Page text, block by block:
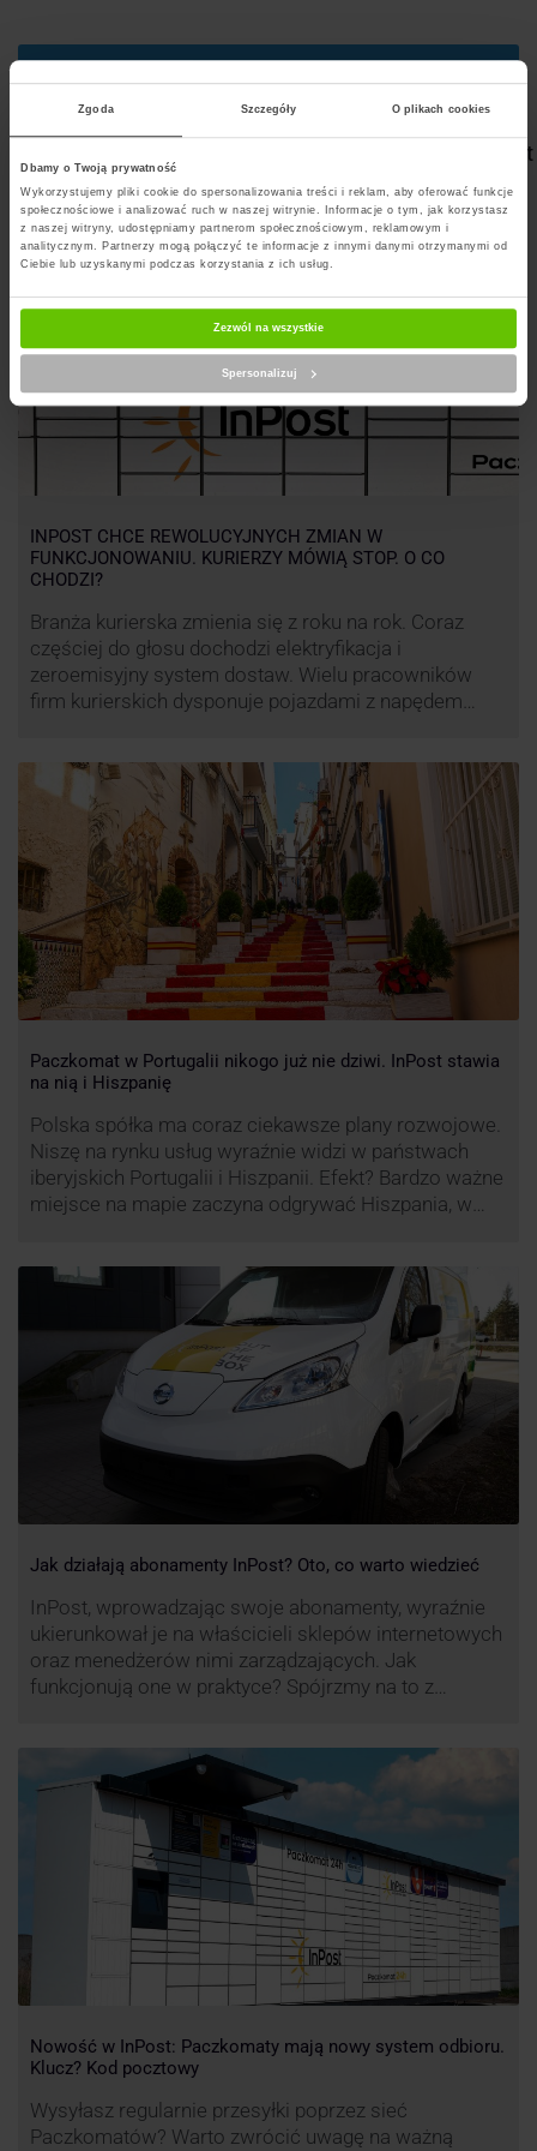
Zgoda Szczegóły O plikach cookies
Dbamy o Twoją prywatność
Wykorzystujemy pliki cookie do spersonalizowania treści i reklam, aby oferować funkcje
społecznościowe i analizować ruch w naszej witrynie. Informacje o tym, jak korzystasz
z naszej witryny, udostępniamy partnerom społecznościowym, reklamowym i
analitycznym. Partnerzy mogą połączyć te informacje z innymi danymi otrzymanymi od
Ciebie lub uzyskanymi podczas korzystania z ich usług.
Zezwól na wszystkie
Spersonalizuj
Szukaj punktu
Artykuły na blogu powiązane z InPost Paczkomat
INPOST CHCE REWOLUCYJNYCH ZMIAN W
FUNKCJONOWANIU. KURIERZY MÓWIĄ STOP. O CO
CHODZI?
Branża kurierska zmienia się z roku na rok. Coraz
częściej do głosu dochodzi elektryfikacja i
zeroemisyjny system dostaw. Wielu pracowników
firm kurierskich dysponuje pojazdami z napędem
ale też sposobie rozliczania pracy postanowił
wprowadzić również InPost. To wzbudziło ogromny
sprzeciw pracowników …
Paczkomat w Portugalii nikogo już nie dziwi. InPost stawia
na nią i Hiszpanię
Polska spółka ma coraz ciekawsze plany rozwojowe.
Niszę na rynku usług wyraźnie widzi w państwach
iberyjskich Portugalii i Hiszpanii. Efekt? Bardzo ważne
miejsce na mapie zaczyna odgrywać Hiszpania, w
Jak działają abonamenty InPost? Oto, co warto wiedzieć
InPost, wprowadzając swoje abonamenty, wyraźnie
ukierunkował je na właścicieli sklepów internetowych
oraz menedżerów nimi zarządzających. Jak
funkcjonują one w praktyce? Spójrzmy na to z
Nowość w InPost: Paczkomaty mają nowy system odbioru.
Klucz? Kod pocztowy
Wysyłasz regularnie przesyłki poprzez sieć
Paczkomatów? Warto zwrócić uwagę na ważną